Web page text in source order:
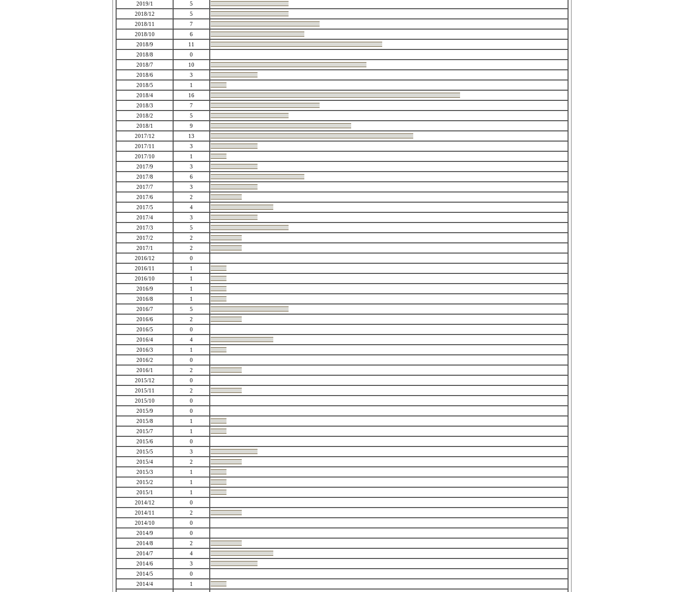
2019/1
5
2018/12
5
2018/11
7
2018/10
6
2018/9
11
2018/8
0
2018/7
10
2018/6
3
2018/5
1
2018/4
16
2018/3
7
2018/2
5
2018/1
9
2017/12
13
2017/11
3
2017/10
1
2017/9
3
2017/8
6
2017/7
3
2017/6
2
2017/5
4
2017/4
3
2017/3
5
2017/2
2
2017/1
2
2016/12
0
2016/11
1
2016/10
1
2016/9
1
2016/8
1
2016/7
5
2016/6
2
2016/5
0
2016/4
4
2016/3
1
2016/2
0
2016/1
2
2015/12
0
2015/11
2
2015/10
0
2015/9
0
2015/8
1
2015/7
1
2015/6
0
2015/5
3
2015/4
2
2015/3
1
2015/2
1
2015/1
1
2014/12
0
2014/11
2
2014/10
0
2014/9
0
2014/8
2
2014/7
4
2014/6
3
2014/5
0
2014/4
1